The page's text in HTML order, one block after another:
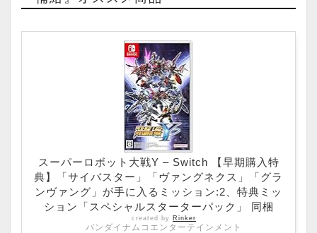
スーパーロボット大戦Y – Switch 【早期購入特
典】「サイバスター」「ヴァングネクス」「グラ
ンヴァング」が手に入るミッション:2、特典ミッ
ション「スペシャルスターターパック」 同梱
created by Rinker
バンダイナムコエンターテインメント